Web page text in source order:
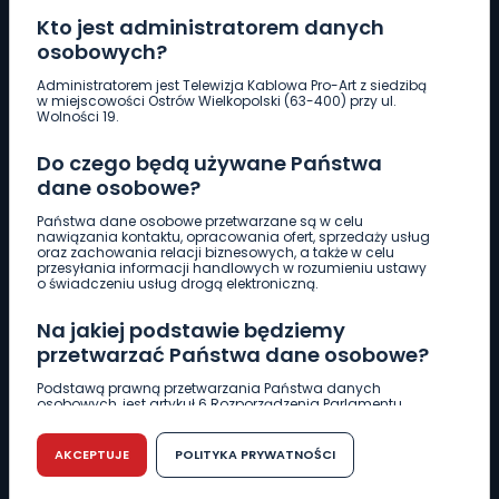
Kto jest administratorem danych
osobowych?
Administratorem jest Telewizja Kablowa Pro-Art z siedzibą
w miejscowości Ostrów Wielkopolski (63-400) przy ul.
Wolności 19.
Do czego będą używane Państwa
dane osobowe?
Państwa dane osobowe przetwarzane są w celu
nawiązania kontaktu, opracowania ofert, sprzedaży usług
oraz zachowania relacji biznesowych, a także w celu
przesyłania informacji handlowych w rozumieniu ustawy
o świadczeniu usług drogą elektroniczną.
Na jakiej podstawie będziemy
przetwarzać Państwa dane osobowe?
Podstawą prawną przetwarzania Państwa danych
osobowych, jest artykuł 6 Rozporządzenia Parlamentu
r. w sprawie ochrony osób fizycznych w związku z
przetwarzaniem danych osobowych w sprawie
swobodnego przepływu takich danych oraz uchylenia
dyrektywy 95/46/WE (RODO).
AKCEPTUJE POLITYKA PRYWATNOŚCI
Pobierz logotyp
661 997 997
REDAKCJA
62 735 22 22redakcja@wlkp24.info
DZIAŁ REKLAMY
62 735 01 85 reklama@wlkp24.info
WIADOMOŚCI
CIEKAWOSTKI